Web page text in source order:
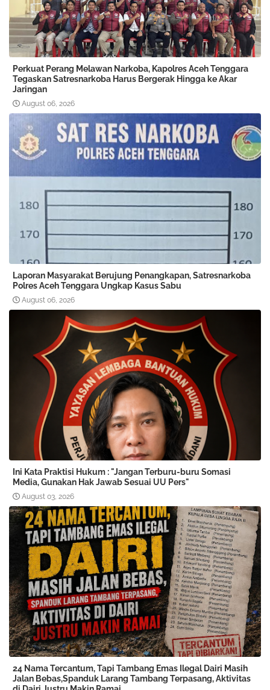
Perkuat Perang Melawan Narkoba, Kapolres Aceh Tenggara
Tegaskan Satresnarkoba Harus Bergerak Hingga ke Akar
Jaringan
August 06, 2026
Laporan Masyarakat Berujung Penangkapan, Satresnarkoba
Polres Aceh Tenggara Ungkap Kasus Sabu
August 06, 2026
Ini Kata Praktisi Hukum : "Jangan Terburu-buru Somasi
Media, Gunakan Hak Jawab Sesuai UU Pers"
August 03, 2026
24 Nama Tercantum, Tapi Tambang Emas Ilegal Dairi Masih
Jalan Bebas,Spanduk Larang Tambang Terpasang, Aktivitas